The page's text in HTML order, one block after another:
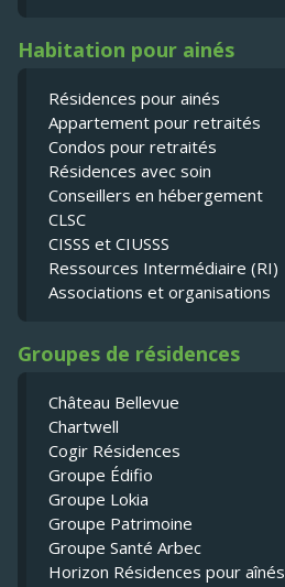
Habitation pour ainés
Résidences pour ainés
Appartement pour retraités
Condos pour retraités
Résidences avec soin
Conseillers en hébergement
CLSC
CISSS et CIUSSS
Ressources Intermédiaire (RI)
Associations et organisations
Groupes de résidences
Château Bellevue
Chartwell
Cogir Résidences
Groupe Édifio
Groupe Lokia
Groupe Patrimoine
Groupe Santé Arbec
Horizon Résidences pour aînés